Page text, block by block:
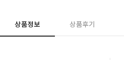
상품정보 상품후기